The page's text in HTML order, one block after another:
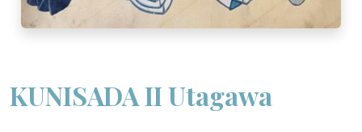
KUNISADA II Utagawa